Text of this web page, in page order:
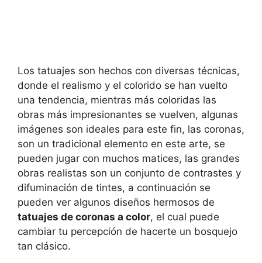
Los tatuajes son hechos con diversas técnicas,
donde el realismo y el colorido se han vuelto
una tendencia, mientras más coloridas las
obras más impresionantes se vuelven, algunas
imágenes son ideales para este fin, las coronas,
son un tradicional elemento en este arte, se
pueden jugar con muchos matices, las grandes
obras realistas son un conjunto de contrastes y
difuminación de tintes, a continuación se
pueden ver algunos diseños hermosos de
tatuajes de coronas a color, el cual puede
cambiar tu percepción de hacerte un bosquejo
tan clásico.